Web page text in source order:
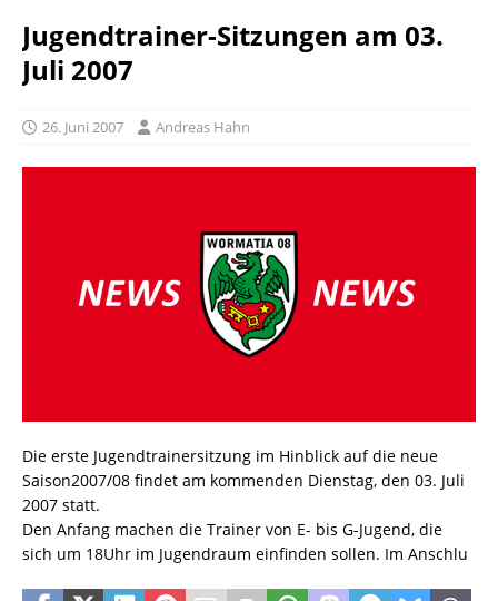
Jugendtrainer-Sitzungen am 03.
Juli 2007
26. Juni 2007 Andreas Hahn
Die erste Jugendtrainersitzung im Hinblick auf die neue
Saison2007/08 findet am kommenden Dienstag, den 03. Juli
2007 statt.
Den Anfang machen die Trainer von E- bis G-Jugend, die
sich um 18Uhr im Jugendraum einfinden sollen. Im Anschlu